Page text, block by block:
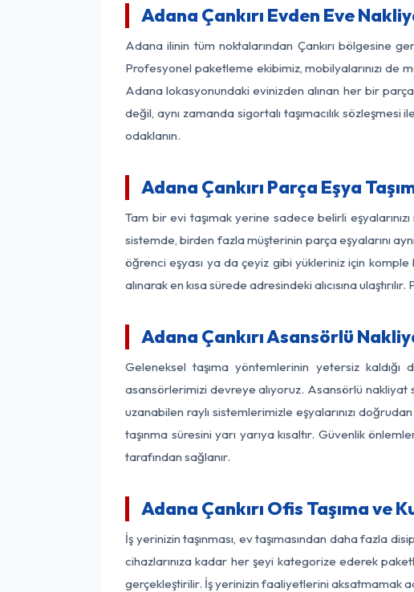
Adana Çankırı Evden Eve
Adana ilinin tüm noktalarından Çankırı bölgesine
Profesyonel paketleme ekibimiz, mobilyalarınızı de
Adana lokasyonundaki evinizden alınan her bir
değil, aynı zamanda sigortalı taşımacılık sözleşmesi
odaklanın.
Adana Çankırı Parça Eşya
Tam bir evi taşımak yerine sadece belirli
sistemde, birden fazla müşterinin parça eşyalarını
öğrenci eşyası ya da çeyiz gibi yükleriniz için komple
alınarak en kısa sürede adresindeki alıcısına
Adana Çankırı Asansörlü
Geleneksel taşıma yöntemlerinin yetersiz
asansörlerimizi devreye alıyoruz. Asansörlü nakliyat
uzanabilen raylı sistemlerimizle eşyalarınızı
taşınma süresini yarı yarıya kısaltır. Güvenlik
tarafından sağlanır.
Adana Çankırı Ofis Taşıma ve
İş yerinizin taşınması, ev taşımasından daha fazla
cihazlarınıza kadar her şeyi kategorize ederek
gerçekleştirilir. İş yerinizin faaliyetlerini aksatmamak